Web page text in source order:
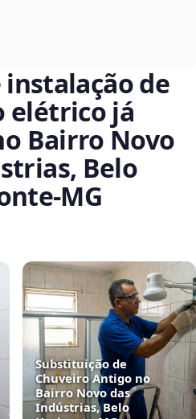
instalação de
elétrico já
Bairro Novo
Belo
Substituição de
Chuveiro Antigo no
Bairro Novo das
Indústrias, Belo